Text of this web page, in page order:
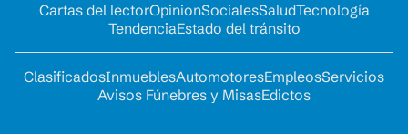
Cartas del lectorOpinionSocialesSaludTecnología
TendenciaEstado del tránsito
ClasificadosInmueblesAutomotoresEmpleosServicios
Avisos Fúnebres y MisasEdictos